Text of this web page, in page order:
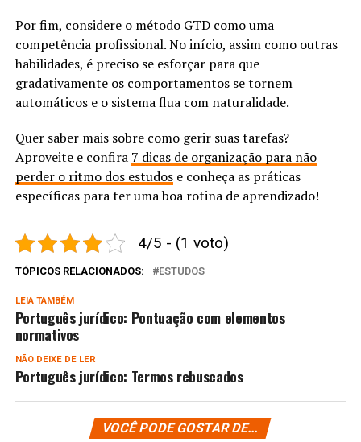
Por fim, considere o método GTD como uma
competência profissional. No início, assim como outras
habilidades, é preciso se esforçar para que
gradativamente os comportamentos se tornem
automáticos e o sistema flua com naturalidade.
Quer saber mais sobre como gerir suas tarefas?
Aproveite e confira 7 dicas de organização para não
perder o ritmo dos estudose conheça as práticas
específicas para ter uma boa rotina de aprendizado!
4/5 - (1 voto)
TÓPICOS RELACIONADOS: ESTUDOS
LEIA TAMBÉM
Português jurídico: Pontuação com elementos
normativos
NÃO DEIXE DE LER
Português jurídico: Termos rebuscados
VOCÊ PODE GOSTAR DE...